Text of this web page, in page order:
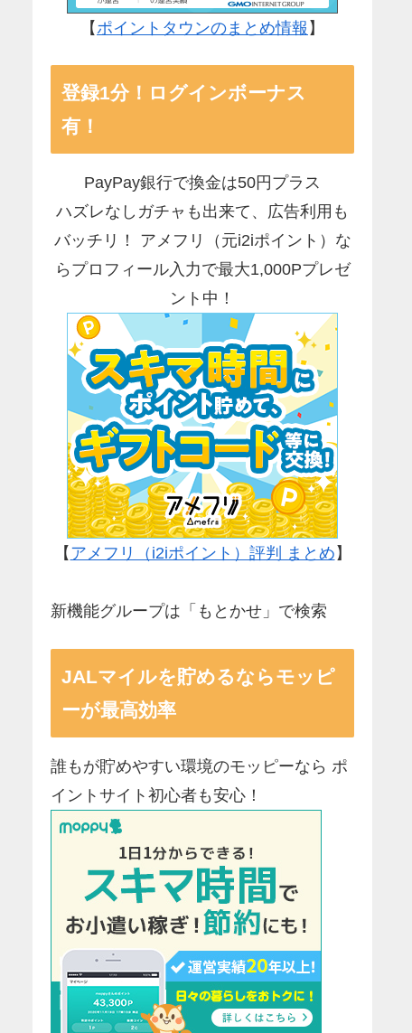
【ポイントタウンのまとめ情報 】
登録1分！ログインボーナス
有！
PayPay銀行で換金は50円プラス
ハズレなしガチャも出来て、広告利用も
バッチリ！ アメフリ（元i2iポイント）な
らプロフィール入力で最大1,000Pプレゼ
ント中！
【 アメフリ（i2iポイント）評判 まとめ 】
新機能グループは「もとかせ」で検索
JALマイルを貯めるならモッピ
ーが最高効率
誰もが貯めやすい環境のモッピーなら ポ
イントサイト初心者も安心！